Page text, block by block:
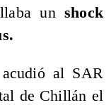
unshock
al SAR
de Chillán el